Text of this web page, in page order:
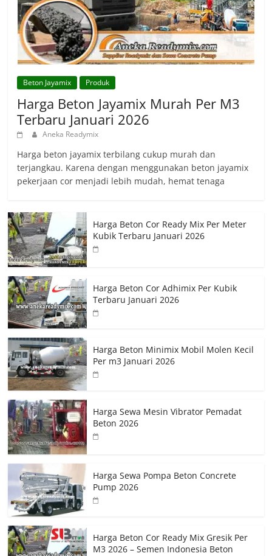
Beton Jayamix Produk
Harga Beton Jayamix Murah Per M3
Terbaru Januari 2026
Aneka Readymix
Harga beton jayamix terbilang cukup murah dan
terjangkau. Karena dengan menggunakan beton jayamix
pekerjaan cor menjadi lebih mudah, hemat tenaga
Harga Beton Cor Ready Mix Per Meter
Kubik Terbaru Januari 2026
Harga Beton Cor Adhimix Per Kubik
Terbaru Januari 2026
Harga Beton Minimix Mobil Molen Kecil
Per m3 Januari 2026
Harga Sewa Mesin Vibrator Pemadat
Beton 2026
Harga Sewa Pompa Beton Concrete
Pump 2026
Harga Beton Cor Ready Mix Gresik Per
M3 2026 – Semen Indonesia Beton